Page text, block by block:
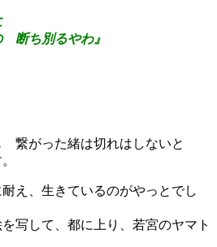
断ち別るやわ』
繋がった緒は切れはしないと
え、生きているのがやっとでし
写して、都に上り、若宮のヤマト